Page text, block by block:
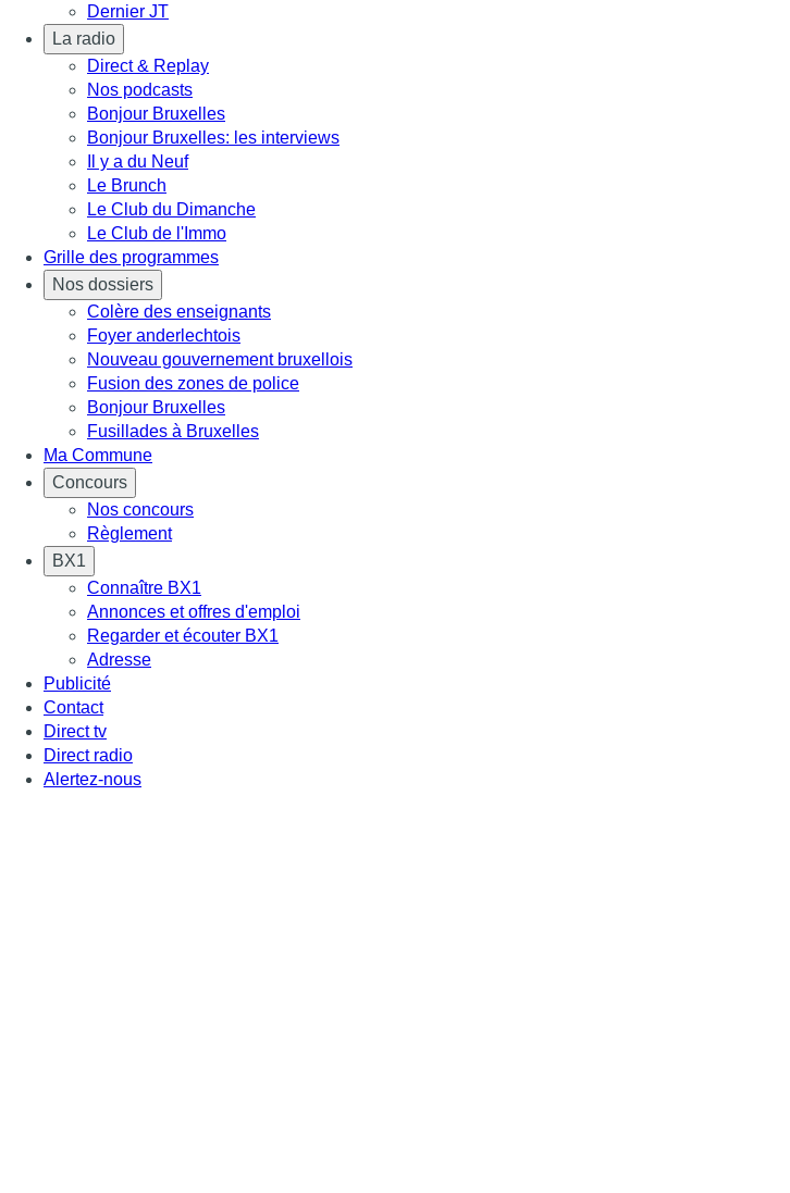
Dernier JT
La radio
Direct & Replay
Nos podcasts
Bonjour Bruxelles
Bonjour Bruxelles: les interviews
Il y a du Neuf
Le Brunch
Le Club du Dimanche
Le Club de l'Immo
Grille des programmes
Nos dossiers
Colère des enseignants
Foyer anderlechtois
Nouveau gouvernement bruxellois
Fusion des zones de police
Bonjour Bruxelles
Fusillades à Bruxelles
Ma Commune
Concours
Nos concours
Règlement
BX1
Connaître BX1
Annonces et offres d'emploi
Regarder et écouter BX1
Adresse
Publicité
Contact
Direct tv
Direct radio
Alertez-nous